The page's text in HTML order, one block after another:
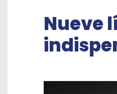
Nueve